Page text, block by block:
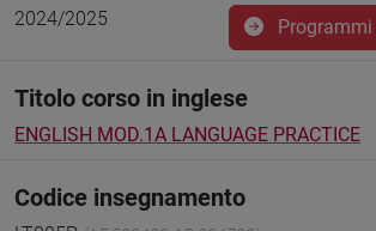
2024/2025
Titolo corso in inglese
ENGLISH MOD.1A LANGUAGE PRACTICE
Codice insegnamento